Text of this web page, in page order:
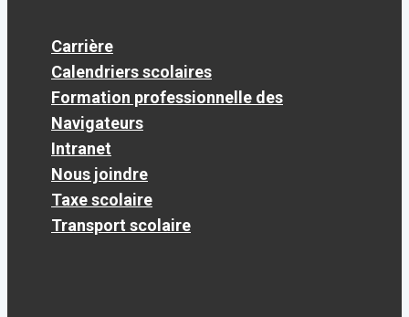
Carrière
Calendriers scolaires
Formation professionnelle des
Navigateurs
Intranet
Nous joindre
Taxe scolaire
Transport scolaire